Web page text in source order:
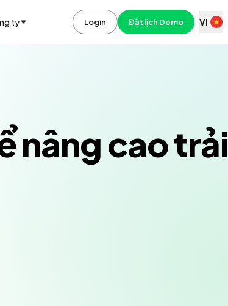
ty Login Đặt lịch Demo VI
nâng cao trải